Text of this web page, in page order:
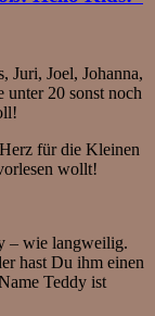
Joel, Johanna,
20 sonst noch
für die Kleinen
wollt!
– wie langweilig.
hast Du ihm einen
Teddy ist